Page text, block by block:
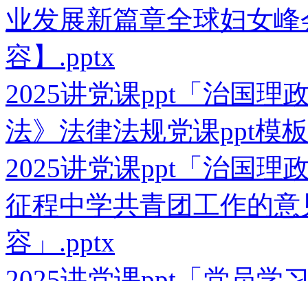
业发展新篇章全球妇女
容】.pptx
2025讲党课ppt「治国理
法》法律法规党课ppt模
2025讲党课ppt「治国理
征程中学共青团工作的
容」.pptx